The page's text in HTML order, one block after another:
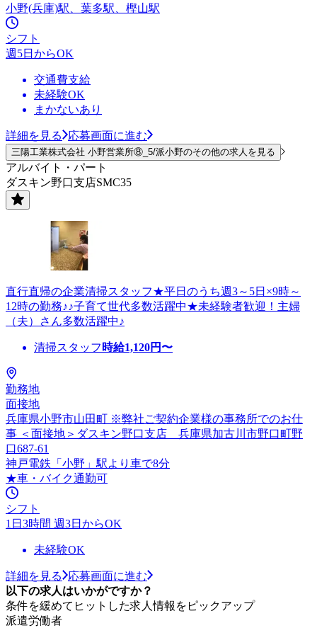
小野(兵庫)駅、葉多駅、樫山駅
シフト
週5日からOK
交通費支給
未経験OK
まかないあり
詳細を見る 応募画面に進む
三陽工業株式会社 小野営業所⑧_5/派小野のその他の求人を見る
アルバイト・パート
ダスキン野口支店SMC35
直行直帰の企業清掃スタッフ★平日のうち週3～5日×9時～
12時の勤務♪♪子育て世代多数活躍中★未経験者歓迎！主婦
（夫）さん多数活躍中♪
清掃スタッフ 時給1,120円〜
勤務地
面接地
兵庫県小野市山田町 ※弊社ご契約企業様の事務所でのお仕
事 ＜面接地＞ダスキン野口支店 兵庫県加古川市野口町野
口687-61
神戸電鉄「小野」駅より車で8分
★車・バイク通勤可
シフト
1日3時間 週3日からOK
未経験OK
詳細を見る
応募画面に進む
以下の求人はいかがですか？
条件を緩めてヒットした求人情報をピックアップ
派遣労働者